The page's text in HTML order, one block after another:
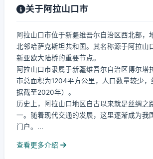
关于阿拉山口市
阿拉山口市位于新疆维吾尔自治区西北部，
北邻哈萨克斯坦共和国。其名称源于阿拉山
新亚欧大陆桥的重要节点。
阿拉山口市隶属于新疆维吾尔自治区博尔塔
市总面积为1204平方公里，人口数量较少，
据截至2020年）。
历史上，阿拉山口地区自古以来就是丝绸之
一。随着现代交通的发展，这里逐渐成为我
门户。...
查看更多介绍